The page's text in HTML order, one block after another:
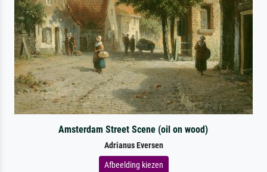
Amsterdam Street Scene (oil on wood)
Adrianus Eversen
Afbeelding kiezen